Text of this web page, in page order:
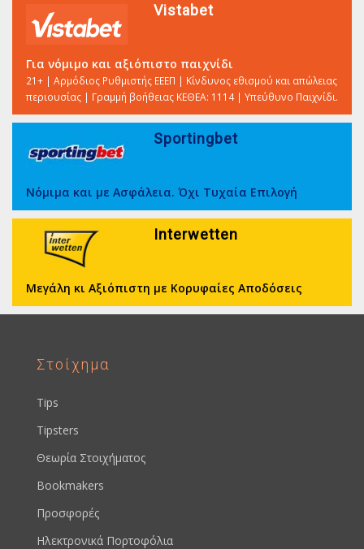
Vistabet
Για νόμιμο και αξιόπιστο παιχνίδι
21+ | Αρμόδιος Ρυθμιστής ΕΕΕΠ | Κίνδυνος εθισμού και απώλειας
περιουσίας | Γραμμή βοήθειας ΚΕΘΕΑ: 1114 | Υπεύθυνο Παιχνίδι.
Sportingbet
Νόμιμα και με Ασφάλεια. Όχι Τυχαία Επιλογή
Interwetten
Μεγάλη κι Αξιόπιστη με Κορυφαίες Αποδόσεις
Στοίχημα
Tips
Tipsters
Θεωρία Στοιχήματος
Bookmakers
Προσφορές
Ηλεκτρονικά Πορτοφόλια